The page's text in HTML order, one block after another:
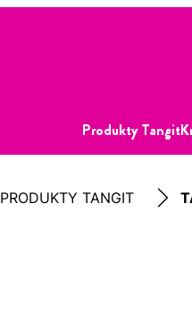
Produkty Tangit
PRODUKTY TANGIT